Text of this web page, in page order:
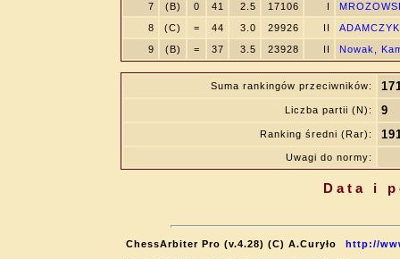
7
(B) 0 41 2.5 17106 I
8
(C) = 44 3.0 29926 II
9
(B) = 37 3.5 23928 II Nowak,
Suma rankingów przeciwników:
Liczba partii (N): 9
Ranking średni (Rar):
Uwagi do normy:
Data i
ChessArbiter Pro (v.4.28) (C) A.Curyło
http://